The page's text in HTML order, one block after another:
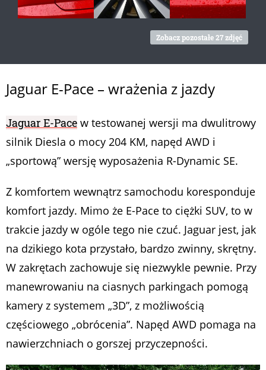
Zobacz pozostałe 27 zdjęć
Jaguar E-Pace – wrażenia z jazdy
Jaguar E-Pace w testowanej wersji ma dwulitrowy
silnik Diesla o mocy 204 KM, napęd AWD i
„sportową” wersję wyposażenia R-Dynamic SE.
Z komfortem wewnątrz samochodu koresponduje
komfort jazdy. Mimo że E-Pace to ciężki SUV, to w
trakcie jazdy w ogóle tego nie czuć. Jaguar jest, jak
na dzikiego kota przystało, bardzo zwinny, skrętny.
W zakrętach zachowuje się niezwykle pewnie. Przy
manewrowaniu na ciasnych parkingach pomogą
kamery z systemem „3D”, z możliwością
częściowego „obrócenia”. Napęd AWD pomaga na
nawierzchniach o gorszej przyczepności.